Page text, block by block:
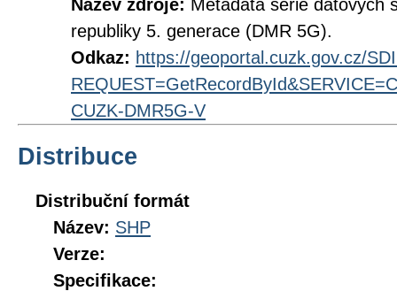
Název zdroje: Metadata série datových
republiky 5. generace (DMR 5G).
Odkaz: https://geoportal.cuzk.gov.cz/
CUZK-DMR5G-V
Distribuce
Distribuční formát
Název: SHP
Verze:
Specifikace: